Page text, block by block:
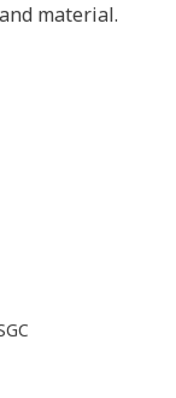
material.